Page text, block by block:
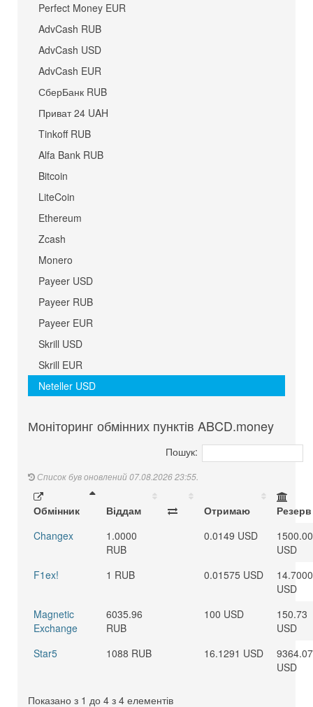
Perfect Money EUR
AdvCash RUB
AdvCash USD
AdvCash EUR
СберБанк RUB
Приват 24 UAH
Tinkoff RUB
Alfa Bank RUB
Bitcoin
LiteCoin
Ethereum
Zcash
Monero
Payeer USD
Payeer RUB
Payeer EUR
Skrill USD
Skrill EUR
Neteller USD
Моніторинг обмінних пунктів ABCD.money
Пошук:
Список був оновлений 07.08.2026 23:55.
Обмінник Віддам Отримаю
Резерв
Changex
1.0000
RUB
0.0149 USD
1500.00
USD
F1ex!
1 RUB 0.01575 USD
USD
Magnetic
Exchange
6035.96
RUB
100 USD
150.73
USD
Star5
1088 RUB 16.1291 USD
USD
Показано з 1 до 4 з 4 елементів